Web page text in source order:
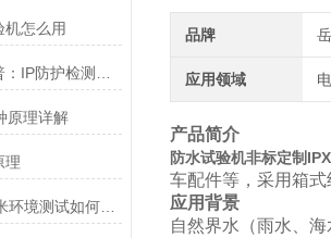
怎么用
原理详解
理
锂电池做IP68水下20米环境测试如何判断合格？
品牌
应用领域
产品简介
防水试验机非标定制
车配件等，采用箱
应用背景
自然界水（雨水、